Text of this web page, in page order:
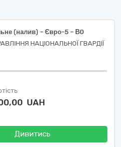
(налив) – Євро-5 – В0
НАЦІОНАЛЬНОЇ ГВАРДІЇ
UAH
Дивитись